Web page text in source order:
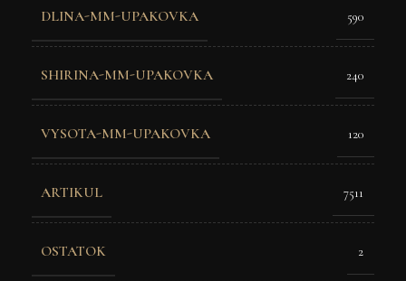
DLINA-MM-UPAKOVKA 590
SHIRINA-MM-UPAKOVKA 240
VYSOTA-MM-UPAKOVKA 120
ARTIKUL 7511
OSTATOK 2